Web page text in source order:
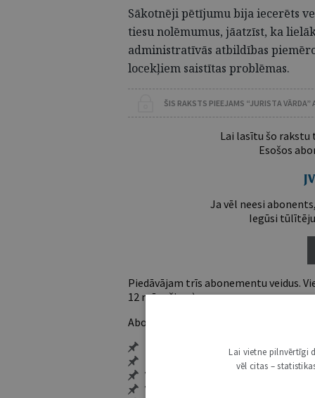
Sākotnēji pētījumu bija iecerēts
tiesu nolēmumus, jāatzīst, ka
administratīvās atbildības
locekļiem saistītas problēmas.
ŠIS RAKSTS PIEEJAMS “JURISTA VĀRDA”
Lai lasītu šo rakstu
Esošos
Ja vēl neesi
Iegūsi
Piedāvājam trīs abonementu veidus.
12 mēnešiem).
Abonentu ieguvumi:
Pieeja jaunākajam izdevumam
Neierobežota pieeja arhīvam – 24
Vairāk nekā 18 000 rakstu un 2000
Visi tematiskie numuri un
Lai vietne pilnvērtīgi
vēl citas –